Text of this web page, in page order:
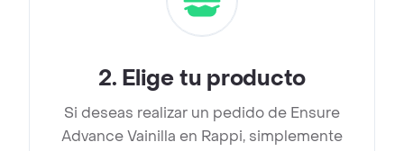
2. Elige tu producto
Si deseas realizar un pedido de Ensure
Advance Vainilla en Rappi, simplemente